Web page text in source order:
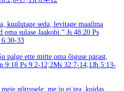
kuulutage seda, levitage maailma
oma sulase Jaakobi.“ Js 48:20 Ps
33
palge ette mitte oma õiguse pärast,
9:18 Ps 9:2-12;2Ms 32:7-14;1Jh 5:13-
nõtrusele: me ju ei tea, kuidas